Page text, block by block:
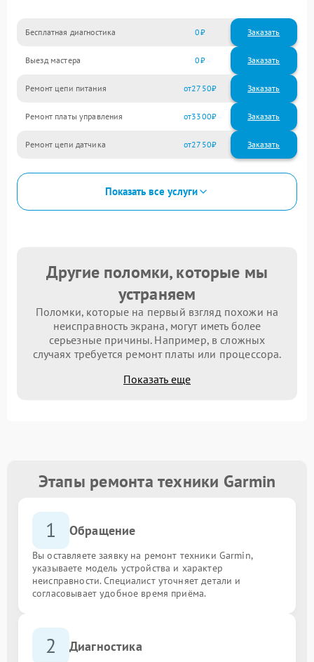
Бесплатная диагностика 0 Заказать
Выезд мастера 0 Заказать
Ремонт цепи питания 2750
Ремонт платы управления 3300
Ремонт цепи датчика 2750
Показать все услуги
Другие поломки, которые мы
устраняем
Поломки, которые на первый взгляд похожи на
неисправность экрана, могут иметь более
серьезные причины. Например, в сложных
случаях требуется ремонт платы или процессора.
Показать еще
Этапы ремонта техники Garmin
1 Обращение
Вы оставляете заявку на ремонт техники Garmin,
указываете модель устройства и характер
неисправности. Специалист уточняет детали и
согласовывает удобное время приёма.
2 Диагностика